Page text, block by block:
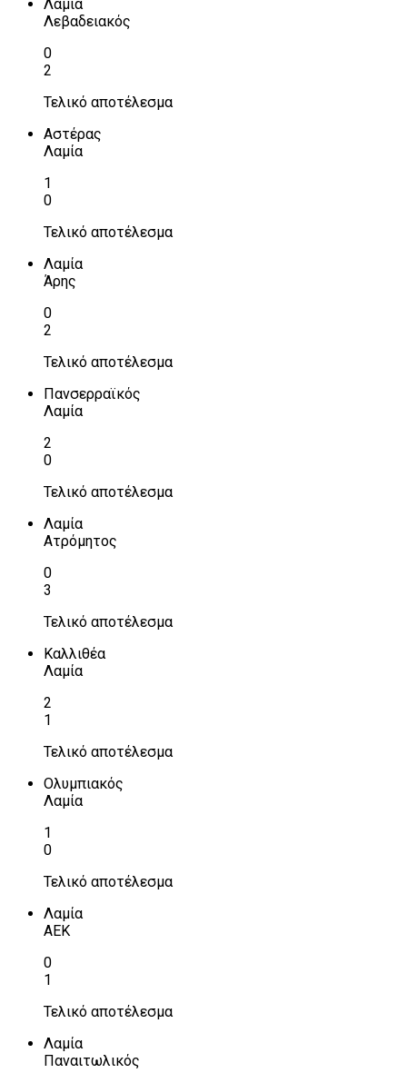
Λαμία
Λεβαδειακός
0
2
Τελικό αποτέλεσμα
Αστέρας
Λαμία
1
0
Τελικό αποτέλεσμα
Λαμία
Άρης
0
2
Τελικό αποτέλεσμα
Πανσερραϊκός
Λαμία
2
0
Τελικό αποτέλεσμα
Λαμία
Ατρόμητος
0
3
Τελικό αποτέλεσμα
Καλλιθέα
Λαμία
2
1
Τελικό αποτέλεσμα
Ολυμπιακός
Λαμία
1
0
Τελικό αποτέλεσμα
Λαμία
ΑΕΚ
0
1
Τελικό αποτέλεσμα
Λαμία
Παναιτωλικός